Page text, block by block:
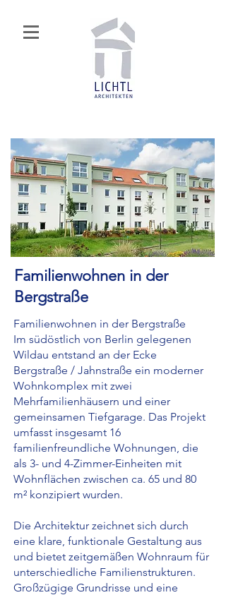
Familienwohnen in der
Bergstraße
Familienwohnen in der Bergstraße
Im südöstlich von Berlin gelegenen
Wildau entstand an der Ecke
Bergstraße / Jahnstraße ein moderner
Wohnkomplex mit zwei
Mehrfamilienhäusern und einer
gemeinsamen Tiefgarage. Das Projekt
umfasst insgesamt 16
familienfreundliche Wohnungen, die
als 3- und 4-Zimmer-Einheiten mit
Wohnflächen zwischen ca. 65 und 80
m² konzipiert wurden.
Die Architektur zeichnet sich durch
eine klare, funktionale Gestaltung aus
und bietet zeitgemäßen Wohnraum für
unterschiedliche Familienstrukturen.
Großzügige Grundrisse und eine